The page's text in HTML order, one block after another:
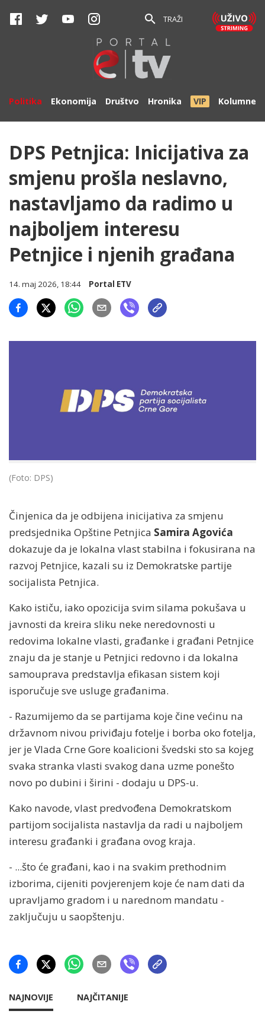
TRAŽI
Politika Ekonomija Društvo Hronika VIP Kolumne
DPS Petnjica: Inicijativa za
smjenu prošla neslavno,
nastavljamo da radimo u
najboljem interesu
Petnjice i njenih građana
14. maj 2026, 18:44 Portal ETV
(Foto: DPS)
Činjenica da je odbijena inicijativa za smjenu
predsjednika Opštine Petnjica Samira Agovića
dokazuje da je lokalna vlast stabilna i fokusirana na
razvoj Petnjice, kazali su iz Demokratske partije
socijalista Petnjica.
Kako ističu, iako opozicija svim silama pokušava u
javnosti da kreira sliku neke neredovnosti u
redovima lokalne vlasti, građanke i građani Petnjice
znaju da je stanje u Petnjici redovno i da lokalna
samouprava predstavlja efikasan sistem koji
isporučuje sve usluge građanima.
- Razumijemo da se partijama koje čine većinu na
državnom nivou priviđaju fotelje i borba oko fotelja,
jer je Vlada Crne Gore koalicioni švedski sto sa kojeg
svaka stranka vlasti svakog dana uzme ponešto
novo po dubini i širini - dodaju u DPS-u.
Kako navode, vlast predvođena Demokratskom
partijom socijalista nastavlja da radi u najboljem
interesu građanki i građana ovog kraja.
- ...što će građani, kao i na svakim prethodnim
izborima, cijeniti povjerenjem koje će nam dati da
upravljamo gradom i u narednom mandatu -
zaključuju u saopštenju.
NAJNOVIJE NAJČITANIJE